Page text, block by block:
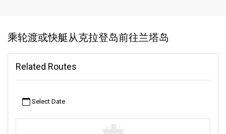
乘轮渡或快艇从克拉登岛前往兰塔岛
Related Routes
Select Date